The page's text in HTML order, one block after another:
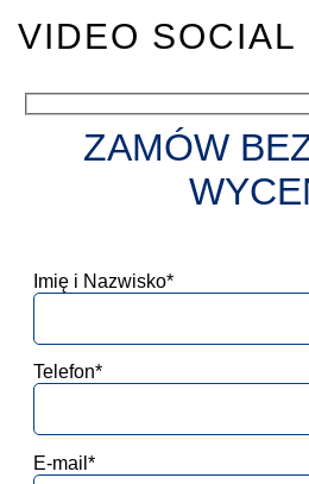
VIDEO SOCIAL
ZAMÓW
Imię i Nazwisko*
Telefon*
E-mail*